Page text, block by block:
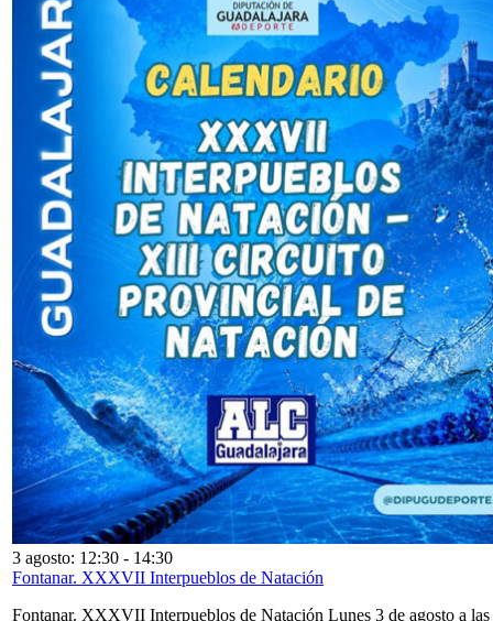
3 agosto: 12:30 - 14:30
Fontanar. XXXVII Interpueblos de Natación
Fontanar. XXXVII Interpueblos de Natación Lunes 3 de agosto a las